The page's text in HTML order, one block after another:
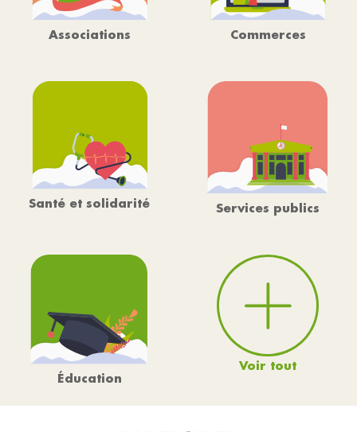
Associations Commerces
Santé et solidarité Services publics
Éducation
Voir tout